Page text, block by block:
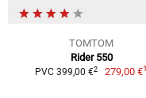
TOMTOM
Rider 550
PVC 399,00 €2 279,00 €1